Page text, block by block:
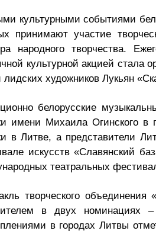
культурными событиями
принимают участие
народного творчества.
культурной акцией стала
художников Лукьян
белорусские
имени Михаила Огинского в
в Литве, а представители
искусств «Славянский
театральных
творческого
в двух номинациях
в городах Литвы